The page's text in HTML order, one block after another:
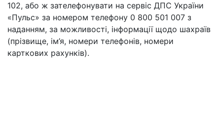
102, або ж зателефонувати на сервіс ДПС України
«Пульс» за номером телефону 0 800 501 007 з
наданням, за можливості, інформації щодо шахраїв
(прізвище, ім’я, номери телефонів, номери
карткових рахунків).